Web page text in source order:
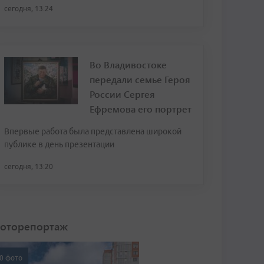
сегодня, 13:24
Во Владивостоке
передали семье Героя
России Сергея
Ефремова его портрет
Впервые работа была представлена широкой
публике в день презентации
сегодня, 13:20
фото